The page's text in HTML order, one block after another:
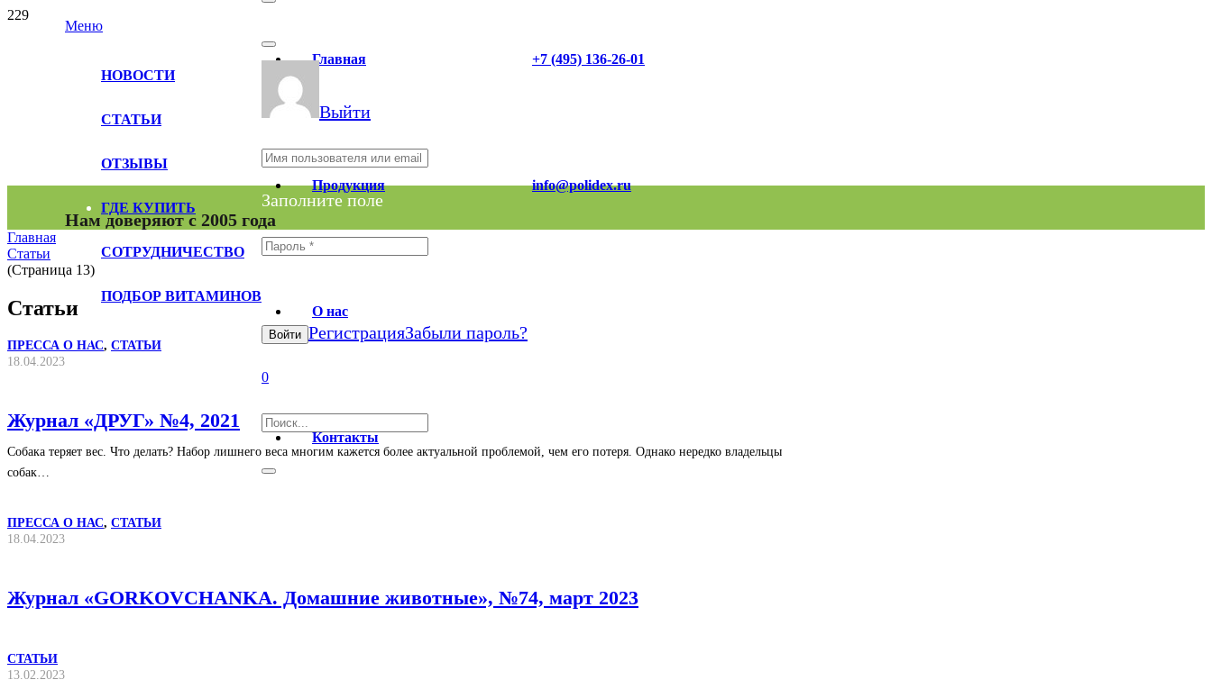
Меню
Нам доверяют с 2005 года
Главная
Продукция
О нас
Контакты
+7 (495) 136-26-01
info@polidex.ru
НОВОСТИ
СТАТЬИ
ОТЗЫВЫ
ГДЕ КУПИТЬ
СОТРУДНИЧЕСТВО
ПОДБОР ВИТАМИНОВ
Выйти
Заполните поле
Войти РегистрацияЗабыли пароль?
0
Главная
Статьи
(Страница 13)
Статьи
ПРЕССА О НАС, СТАТЬИ
18.04.2023
Журнал «ДРУГ» №4, 2021
Собака теряет вес. Что делать? Набор лишнего веса многим кажется более актуальной проблемой, чем его потеря. Однако нередко владельцы
собак…
ПРЕССА О НАС, СТАТЬИ
18.04.2023
Журнал «GORKOVCHANKA. Домашние животные», №74, март 2023
СТАТЬИ
13.02.2023